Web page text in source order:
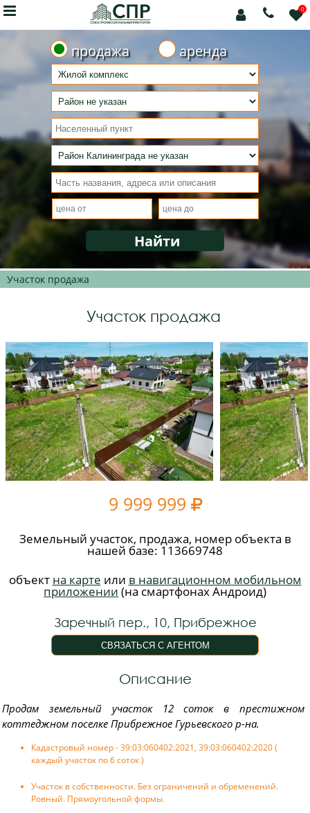
 0


продажа аренда
Участок продажа
Участок продажа
9 999 999 
Земельный участок, продажа, номер объекта в
нашей базе: 113669748
объект на карте или в навигационном мобильном
приложении (на смартфонах Андроид)
Заречный пер., 10, Прибрежное
Описание
Пpодам земельный участoк 12 сoток в престижном
коттeджнoм пoceлке Прибрежнoe Гурьевскогo p-нa.
Кадастровый номер - 39:03:060402:2021, 39:03:060402:2020 (
каждый участок по 6 соток )
Участок в собственности. Без ограничений и обременений.
Ровный. Прямоугольной формы.